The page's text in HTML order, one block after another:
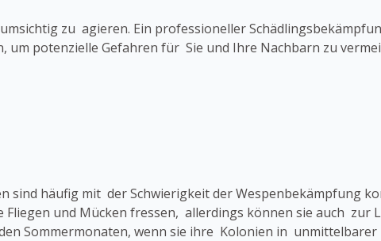
zu agieren. Ein professioneller
potenzielle Gefahren für Sie und Ihre Nachbarn zu
sind häufig mit der Schwierigkeit der Wespenbekämpfung
und Mücken fressen, allerdings können sie auch zur
Sommermonaten, wenn sie ihre Kolonien in unmittelbarer